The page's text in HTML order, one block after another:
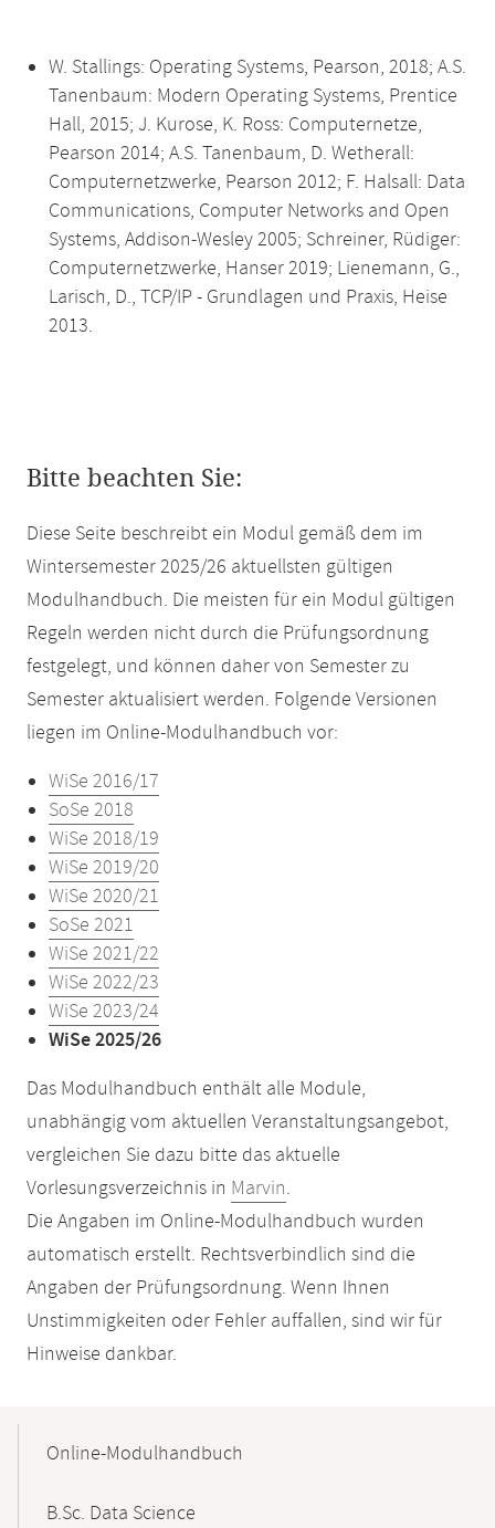
W. Stallings: Operating Systems, Pearson, 2018; A.S.
Tanenbaum: Modern Operating Systems, Prentice
Hall, 2015; J. Kurose, K. Ross: Computernetze,
Pearson 2014; A.S. Tanenbaum, D. Wetherall:
Computernetzwerke, Pearson 2012; F. Halsall: Data
Communications, Computer Networks and Open
Systems, Addison-Wesley 2005; Schreiner, Rüdiger:
Computernetzwerke, Hanser 2019; Lienemann, G.,
Larisch, D., TCP/IP - Grundlagen und Praxis, Heise
2013.
Bitte beachten Sie:
Diese Seite beschreibt ein Modul gemäß dem im
Wintersemester 2025/26 aktuellsten gültigen
Modulhandbuch. Die meisten für ein Modul gültigen
Regeln werden nicht durch die Prüfungsordnung
festgelegt, und können daher von Semester zu
Semester aktualisiert werden. Folgende Versionen
liegen im Online-Modulhandbuch vor:
WiSe 2016/17
SoSe 2018
WiSe 2018/19
WiSe 2019/20
WiSe 2020/21
SoSe 2021
WiSe 2021/22
WiSe 2022/23
WiSe 2023/24
WiSe 2025/26
Das Modulhandbuch enthält alle Module,
unabhängig vom aktuellen Veranstaltungsangebot,
vergleichen Sie dazu bitte das aktuelle
Vorlesungsverzeichnis in Marvin.
Die Angaben im Online-Modulhandbuch wurden
automatisch erstellt. Rechtsverbindlich sind die
Angaben der Prüfungsordnung. Wenn Ihnen
Unstimmigkeiten oder Fehler auffallen, sind wir für
Hinweise dankbar.
NavigationOnline-Modulhandbuch
B.Sc. Data Science